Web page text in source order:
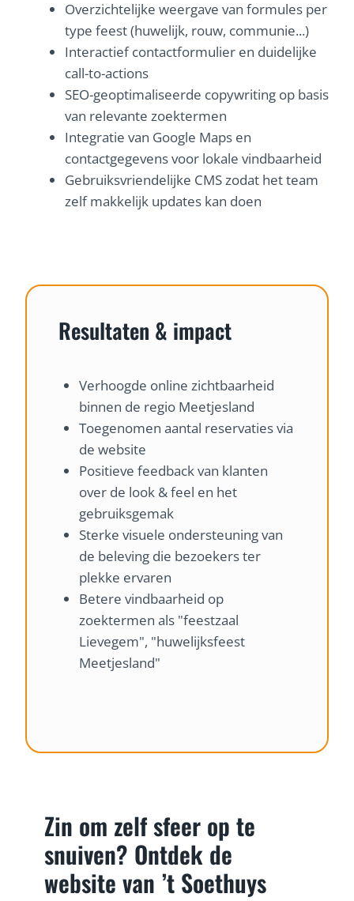
Overzichtelijke weergave van formules per
type feest (huwelijk, rouw, communie...)
Interactief contactformulier en duidelijke
call-to-actions
SEO-geoptimaliseerde copywriting op basis
van relevante zoektermen
Integratie van Google Maps en
contactgegevens voor lokale vindbaarheid
Gebruiksvriendelijke CMS zodat het team
zelf makkelijk updates kan doen
Resultaten & impact
Verhoogde online zichtbaarheid
binnen de regio Meetjesland
Toegenomen aantal reservaties via
de website
Positieve feedback van klanten
over de look & feel en het
gebruiksgemak
Sterke visuele ondersteuning van
de beleving die bezoekers ter
plekke ervaren
Betere vindbaarheid op
zoektermen als "feestzaal
Lievegem", "huwelijksfeest
Meetjesland"
Zin om zelf sfeer op te
snuiven? Ontdek de
website van ’t Soethuys